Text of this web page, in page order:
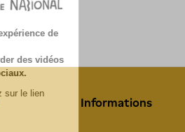
Informations